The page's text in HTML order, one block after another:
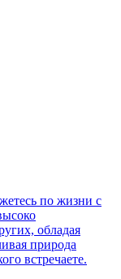
по жизни с
обладая
природа
встречаете.